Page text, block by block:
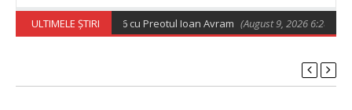
ULTIMELE ȘTIRI
din 9 august 2026 cu Preotul Ioan Avram (August 9, 2026 6:28 am)